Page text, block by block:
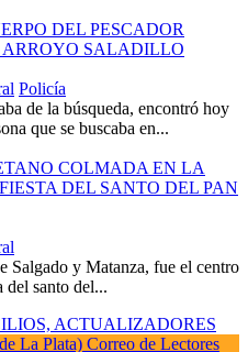
DEL PESCADOR
ARROYO SALADILLO
Policía
de la búsqueda, encontró hoy
que se buscaba en...
COLMADA EN LA
DEL SANTO DEL PAN
Salgado y Matanza, fue el centro
del santo del...